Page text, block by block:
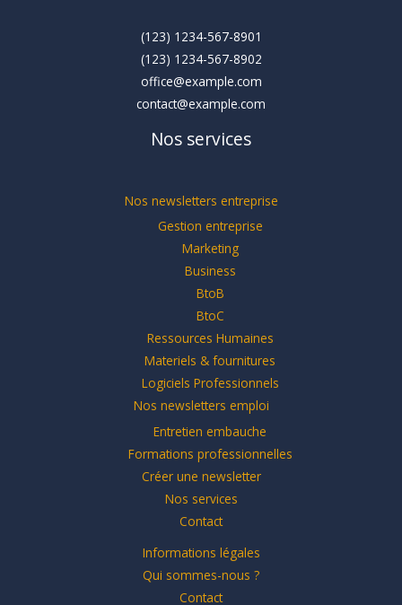
(123) 1234-567-8901
(123) 1234-567-8902
office@example.com
contact@example.com
Nos services
Nos newsletters entreprise
Gestion entreprise
Marketing
Business
BtoB
BtoC
Ressources Humaines
Materiels & fournitures
Logiciels Professionnels
Nos newsletters emploi
Entretien embauche
Formations professionnelles
Créer une newsletter
Nos services
Contact
Informations légales
Qui sommes-nous ?
Contact